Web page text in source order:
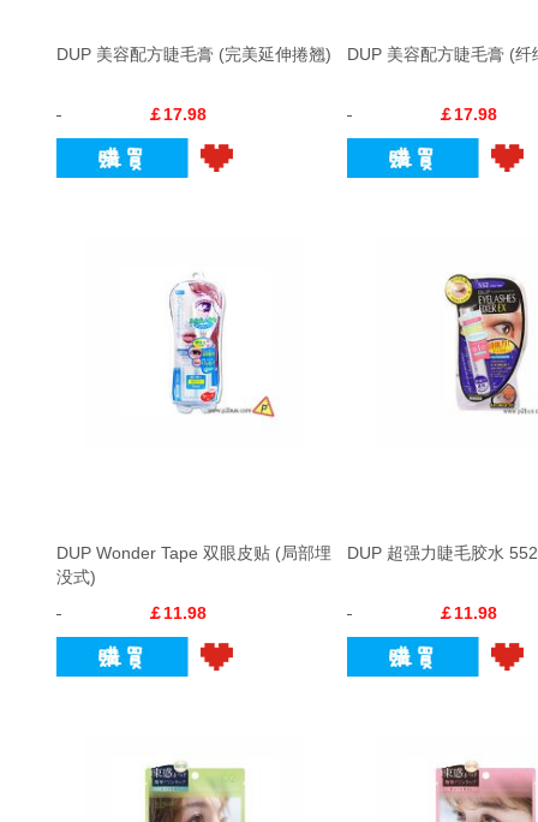
DUP 美容配方睫毛膏 (完美延伸捲翘)
￡17.98
DUP 美容配方睫毛膏 (纤
￡17.98
DUP Wonder Tape 双眼皮贴 (局部埋
没式)
￡11.98
DUP 超强力睫毛胶水
￡11.98